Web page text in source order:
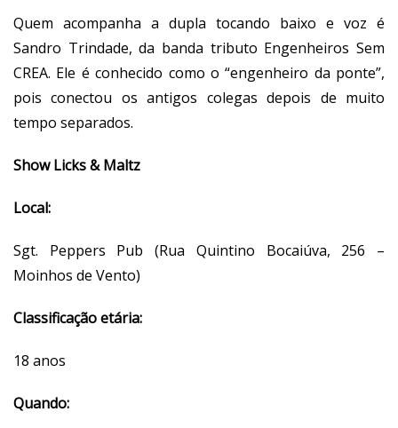
Quem acompanha a dupla tocando baixo e voz é
Sandro Trindade, da banda tributo Engenheiros Sem
CREA. Ele é conhecido como o “engenheiro da ponte”,
pois conectou os antigos colegas depois de muito
tempo separados.
Show Licks & Maltz
Local:
Sgt. Peppers Pub (Rua Quintino Bocaiúva, 256 –
Moinhos de Vento)
Classificação etária:
18 anos
Quando: